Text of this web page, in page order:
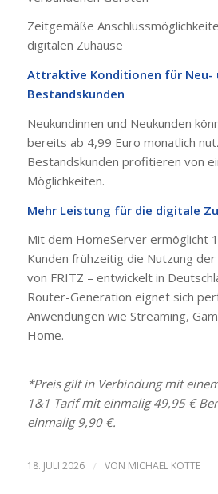
Zeitgemäße
digitalen Zuhause
Attraktive Konditionen für Neu-
Bestandskunden
Neukundinnen und Neukunden
bereits ab 4,99 Euro monatlich
Bestandskunden profitieren von
Möglichkeiten.
Mehr Leistung für die digitale
Mit dem HomeServer ermöglicht
Kunden frühzeitig die Nutzung
von FRITZ – entwickelt in
Router-Generation eignet sich
Anwendungen wie Streaming,
Home.
*Preis gilt in Verbindung mit
1&1 Tarif mit einmalig 49,95 €
einmalig 9,90 €.
18. JULI 2026 / VON MICHAEL KOTTE